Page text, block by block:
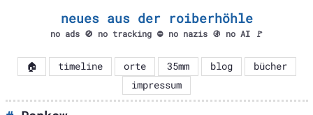
neues aus der roiberhöhle
no ads 🚫 no tracking ⛔ no nazis 🚯 no AI 🚩
🏠 timeline orte 35mm blog
bücher
impressum